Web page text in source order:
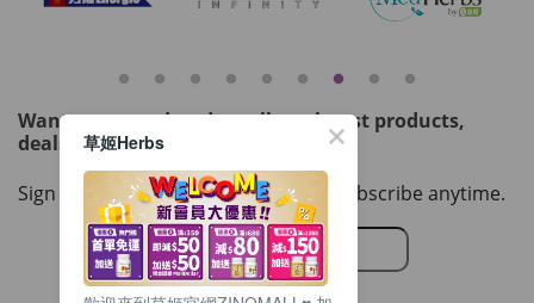
Round Lab 白樺樹水份防曬霜 50ml
Maximum 1 additional products allowed
HKD$85
HKD$145
Add To Cart
Want to get updated on all our latest products,
deals, events, and promotions?
Sign up to our email newsletter. Unsubscribe anytime.
草姬Herbs